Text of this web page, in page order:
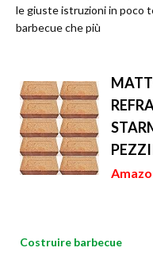
le giuste istruzioni in poco
barbecue che più
PEZZI
Costruire barbecue